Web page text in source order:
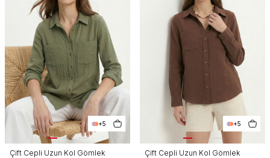
+5
Çift Cepli Uzun Kol Gömlek
+5
Çift Cepli Uzun Kol Gömlek